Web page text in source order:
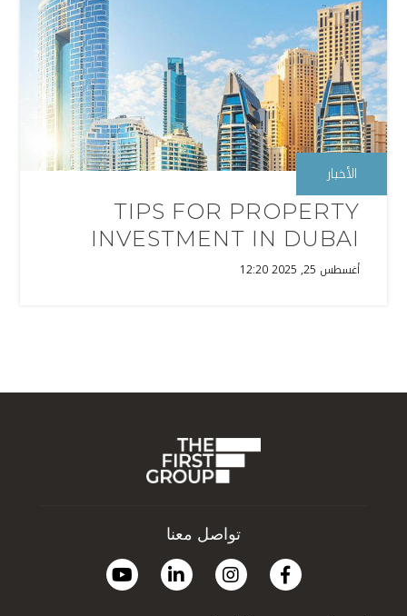
الأخبار
TIPS FOR PROPERTY
INVESTMENT IN DUBAI
أغسطس 25, 2025 12:20
تواصل معنا